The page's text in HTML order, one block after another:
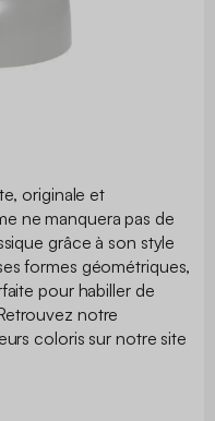
originale et
ne manquera pas de
grâce à son style
formes géométriques,
pour habiller de
notre
coloris sur notre site